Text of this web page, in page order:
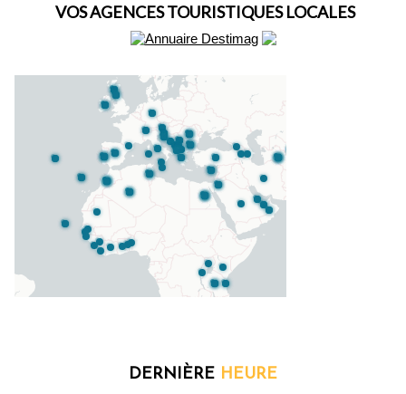
VOS AGENCES TOURISTIQUES LOCALES
DERNIÈRE HEURE